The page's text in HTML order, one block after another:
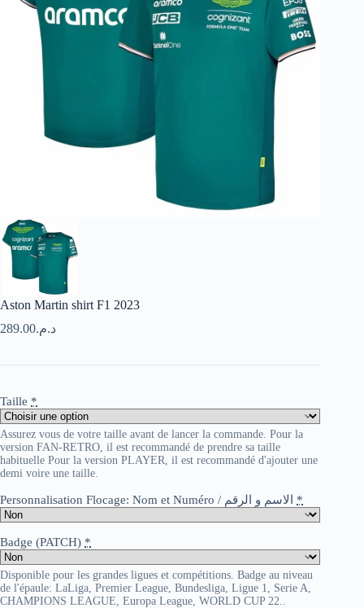
Aston Martin shirt F1 2023
د.م.289.00
Taille *
Assurez vous de votre taille avant de lancer la commande. Pour la
version FAN-RETRO, il est recommandé de prendre sa taille
habituelle Pour la version PLAYER, il est recommandé d'ajouter une
demi voire une taille.
Personnalisation Flocage: Nom et Numéro / الاسم و الرقم *
Badge (PATCH) *
Disponible pour les grandes ligues et compétitions. Badge au niveau
de l'épaule: LaLiga, Premier League, Bundesliga, Ligue 1, Serie A,
CHAMPIONS LEAGUE, Europa League, WORLD CUP 22..